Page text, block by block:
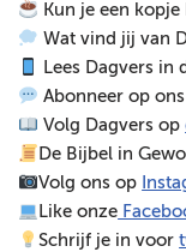
d
i
o
s
p
e
l
e
Kun je een
Wat vind jij van
Lees Dagvers in
Abonneer op
Volg Dagvers op
De Bijbel in
Volg ons op
Like onze
Schrijf je in voor